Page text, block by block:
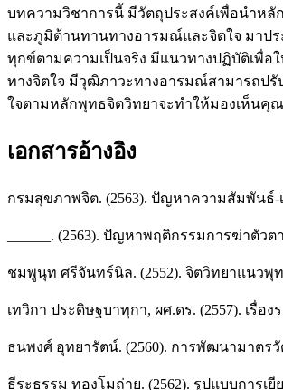
บทความวิชาการนี้ มีวัตถุประสงค์เพื่อนำห
และภูมิต้านทานทางอารมณ์และจิตใจ มาปร
ทุกข์ตามความเป็นจริง มีแนวทางปฏิบัติเพื่
ทางจิตใจ มีวุฒิภาวะทางอารมณ์สามารถปรั
ใจตามหลักพุทธจิตวิทยาจะทำให้มองเห็นคุ
เอกสารอ้างอิง
กรมสุขภาพจิต. (2563). ปัญหาความสัมพันธ์-
______. (2563). ปัญหาพฤติกรรมการฆ่าตัว
ชมพูนุท ศรีจันทร์นิล. (2552). จิตวิทยาแนวพุ
เทวิกา ประดิษฐบาทุกา, ผศ.ดร. (2557). เรื่อ
ธนพงศ์ อุทยารัตน์. (2560). การพัฒนามา
ธีระธรรม ทองโมถ่าย. (2562). รูปแบบกา